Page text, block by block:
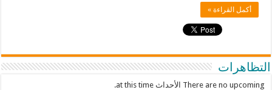
أكمل القراءة »
التظاهرات
There are no upcoming الأحداث at this time.